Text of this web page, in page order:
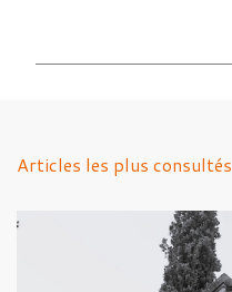
Articles les plus consultés